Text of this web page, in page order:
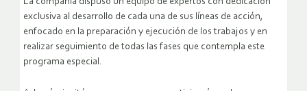
exclusiva al desarrollo de cada una de sus líneas de acción,
enfocado en la preparación y ejecución de los trabajos y en
realizar seguimiento de todas las fases que contempla este
programa especial.